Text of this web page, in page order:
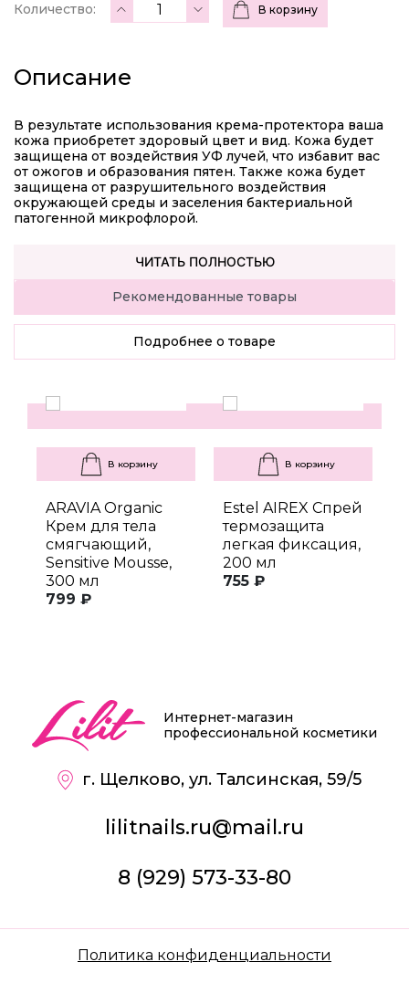
Количество: В корзину
Описание
В результате использования крема-протектора ваша
кожа приобретет здоровый цвет и вид. Кожа будет
защищена от воздействия УФ лучей, что избавит вас
от ожогов и образования пятен. Также кожа будет
защищена от разрушительного воздействия
окружающей среды и заселения бактериальной
патогенной микрофлорой.
ЧИТАТЬ ПОЛНОСТЬЮ
Рекомендованные товары
Подробнее о товаре
В корзину
ARAVIA Organic
Крем для тела
смягчающий,
Sensitive Mousse,
300 мл
799 ₽
В корзину
Estel AIREX Спрей
термозащита
легкая фиксация,
200 мл
755 ₽
Интернет-магазин
профессиональной косметики
г. Щелково, ул. Талсинская, 59/5
lilitnails.ru@mail.ru
8 (929) 573-33-80
Политика конфиденциальности